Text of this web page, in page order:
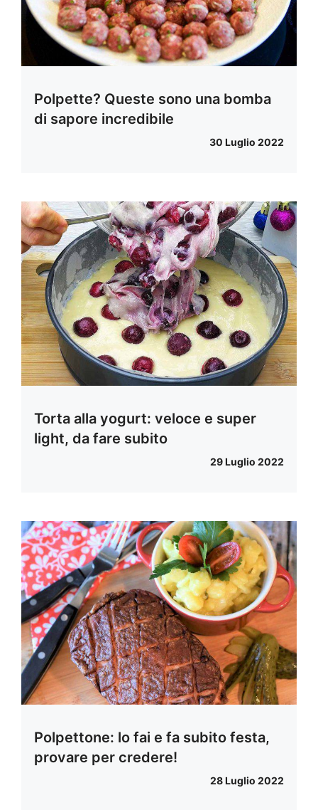
Polpette? Queste sono una bomba
di sapore incredibile
30 Luglio 2022
Torta alla yogurt: veloce e super
light, da fare subito
29 Luglio 2022
Polpettone: lo fai e fa subito festa,
provare per credere!
28 Luglio 2022